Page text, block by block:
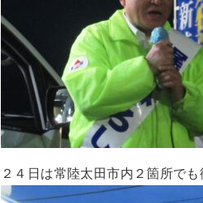
２４日は常陸太田市内２箇所で